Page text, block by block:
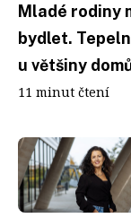
Mladé rodiny
bydlet.
u většiny
11 minut čtení